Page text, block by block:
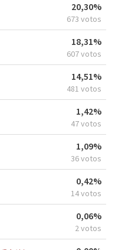
20,30%
673 votos
18,31%
607 votos
14,51%
481 votos
1,42%
47 votos
1,09%
36 votos
0,42%
14 votos
0,06%
2 votos